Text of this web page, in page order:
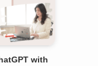
with